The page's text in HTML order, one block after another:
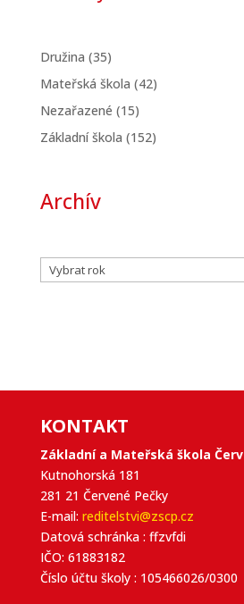
Družina (35)
Mateřská škola (42)
Nezařazené (15)
Základní škola (152)
Archív
Archivy
KONTAKT
Základní a Mateřská škola
Kutnohorská 181
281 21 Červené Pečky
E-mail: reditelstvi@zscp.cz
Datová schránka : ffzvfdi
IČO: 61883182
Číslo účtu školy : 105466026/0300